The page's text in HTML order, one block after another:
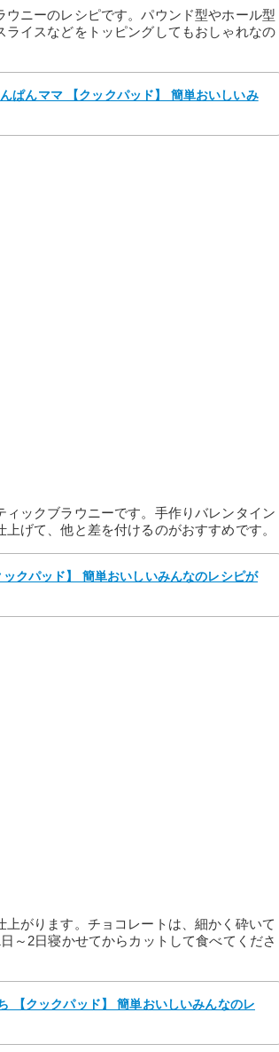
ニーのレシピです。パウンド型やホール型
イスなどをトッピングしてもおしゃれなの
ぱんママ 【クックパッド】 簡単おいしいみ
ックブラウニーです。手作りバレンタイン
げて、他と差を付けるのがおすすめです。
クパッド】 簡単おいしいみんなのレシピが
がります。チョコレートは、細かく砕いて
～2日寝かせてからカットして食べてくださ
クックパッド】 簡単おいしいみんなのレ